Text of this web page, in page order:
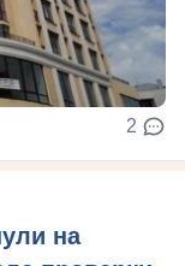
2
на